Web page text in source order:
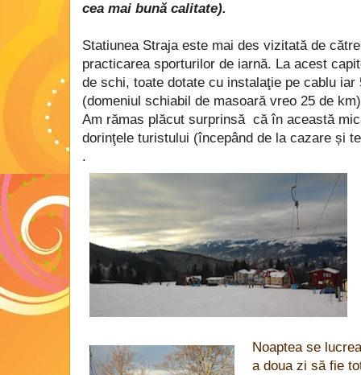
cea mai bună calitate).
Statiunea Straja este mai des vizitată de
practicarea sporturilor de iarnă. La acest
de schi, toate dotate cu instalaţie pe cablu
(domeniul schiabil de masoară vreo 25 de
Am rămas plăcut surprinsă că în această
dorinţele turistului (începând de la cazare și
.
Noaptea se
a doua zi să fie